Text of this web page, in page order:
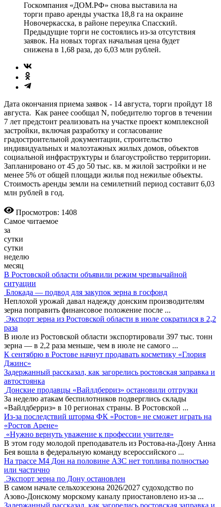
Госкомпания «ДОМ.РФ» снова выставила на
торги право аренды участка 18,8 га на окраине
Новочеркасска, в районе переулка Спасский.
Предыдущие торги не состоялись из-за отсутствия
заявок. На новых торгах начальная цена будет
снижена в 1,68 раза, до 6,03 млн рублей.
Дата окончания приема заявок - 14 августа, торги пройдут 18
августа. Как ранее сообщал N, победителю торгов в течении
7 лет предстоит реализовать на участке проект комплексной
застройки, включая разработку и согласование
градостроительной документации, строительство
индивидуальных и малоэтажных жилых домов, объектов
социальной инфраструктуры и благоустройство территории.
Запланировано от 45 до 50 тыс. кв. м жилой застройки и не
менее 5% от общей площади жилья под нежилые объекты.
Стоимость аренды земли на семилетний период составит 6,03
млн рублей в год.
Просмотров: 1408
Самое читаемое
за
сутки
сутки
неделю
месяц
В Ростовской области объявили режим чрезвычайной
ситуации
Блокада — подвод для закупок зерна в госфонд
Неплохой урожай давал надежду донским производителям
зерна поправить финансовое положение после ...
Экспорт зерна из Ростовской области в июле сократился в 2,2
раза
В июле из Ростовской области экспортировали 397 тыс. тонн
зерна — в 2,2 раза меньше, чем в июле не самого ...
К сентябрю в Ростове начнут продавать косметику «Глория
Джинс»
Задержанный рассказал, как загорелись ростовская заправка и
автостоянка
Донские продавцы «Вайлдберриз» остановили отгрузки
За неделю атакам беспилотников подверглись склады
«Вайлдберриз» в 10 регионах страны. В Ростовской ...
Из-за последствий шторма ФК «Ростов» не сможет играть на
«Ростов Арене»
«Нужно вернуть уважение к профессии учителя»
В этом году молодой преподаватель из Ростова-на-Дону Анна
Бея вошла в федеральную команду всероссийского ...
На трассе М4 Дон на половине АЗС нет топлива полностью
или частично
Экспорт зерна по Дону остановлен
В самом начале сельхозсезона 2026/2027 судоходство по
Азово-Донскому морскому каналу приостановлено из-за ...
Задержанный рассказал, как загорелись ростовская заправка и